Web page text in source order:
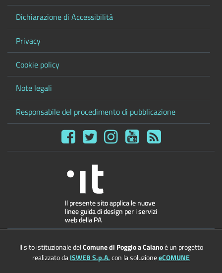
Dichiarazione di Accessibilità
Privacy
Cookie policy
Note legali
Responsabile del procedimento di pubblicazione
Il sito istituzionale delComune di Poggio a Caianoè un progetto
realizzato daISWEB S.p.A.con la soluzioneeCOMUNE